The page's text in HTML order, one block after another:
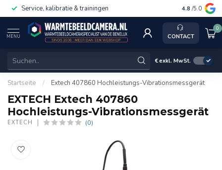
Service, kalibratie & trainingen 4.8 /5.0
MENU CONTACT
0
€exkl. MwSt.
Startseite / Extech 407860 Hochleistungs-Vibrationsmessgerät
EXTECH Extech 407860
Hochleistungs-Vibrationsmessgerät
EXTECH (0)